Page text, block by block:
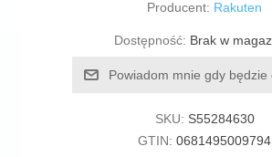
Producent: Rakuten
Dostępność: Brak w
Powiadom mnie gdy będzie
SKU: S55284630
GTIN: 0681495009794